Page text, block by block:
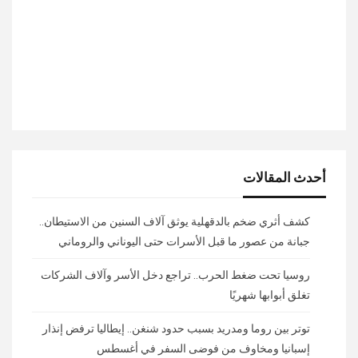
أحدث المقالات
كشف أثري ضخم بالدقهلية يوثق آلاف السنين من الاستيطان..
جبانة من عصور ما قبل الأسرات حتى اليوناني والروماني
روسيا تحت ضغط الحرب.. تراجع دخل الأسر وآلاف الشركات
تغلق أبوابها شهريًا
توتر بين روما ومدريد بسبب حدود شنغن.. إيطاليا ترفض إنذار
إسبانيا ومخاوف من فوضى السفر في أغسطس